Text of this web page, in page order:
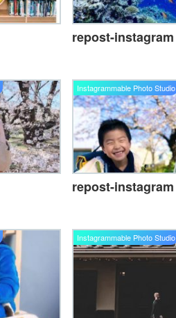
repost-instagram
Instagrammable Photo Studio
repost-instagram
Instagrammable Photo Studio